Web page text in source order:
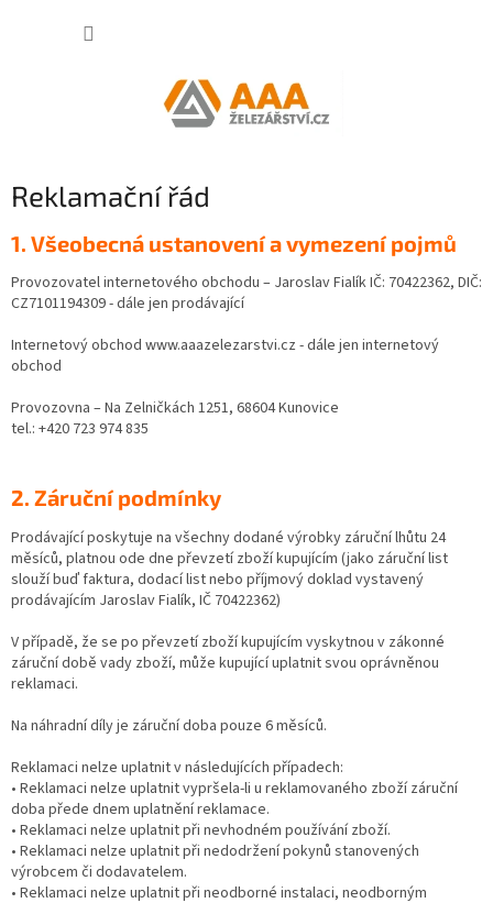
Reklamační řád
1. Všeobecná ustanovení a vymezení pojmů
Provozovatel internetového obchodu – Jaroslav Fialík IČ: 70422362, DIČ:
CZ7101194309 - dále jen prodávající
Internetový obchod www.aaazelezarstvi.cz - dále jen internetový
obchod
Provozovna – Na Zelničkách 1251, 68604 Kunovice
tel.: +420 723 974 835
2. Záruční podmínky
Prodávající poskytuje na všechny dodané výrobky záruční lhůtu 24
měsíců, platnou ode dne převzetí zboží kupujícím (jako záruční list
slouží buď faktura, dodací list nebo příjmový doklad vystavený
prodávajícím Jaroslav Fialík, IČ 70422362)
V případě, že se po převzetí zboží kupujícím vyskytnou v zákonné
záruční době vady zboží, může kupující uplatnit svou oprávněnou
reklamaci.
Na náhradní díly je záruční doba pouze 6 měsíců.
Reklamaci nelze uplatnit v následujících případech:
• Reklamaci nelze uplatnit vypršela-li u reklamovaného zboží záruční
doba přede dnem uplatnění reklamace.
• Reklamaci nelze uplatnit při nevhodném používání zboží.
• Reklamaci nelze uplatnit při nedodržení pokynů stanovených
výrobcem či dodavatelem.
• Reklamaci nelze uplatnit při neodborné instalaci, neodborným